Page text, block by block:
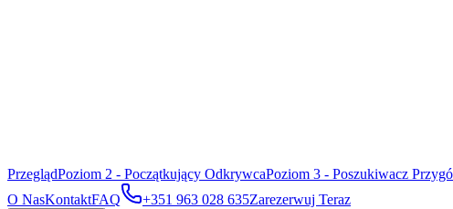
PrzeglądPoziom 2 - Początkujący OdkrywcaPoziom 3 - Poszukiwacz
O NasKontaktFAQ +351 963 028 635Zarezerwuj Teraz